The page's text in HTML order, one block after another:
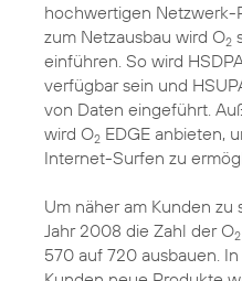
hochwertigen Netzwerk-
zum Netzausbau wird O2
einführen. So wird
verfügbar sein und
von Daten eingeführt.
wird O2 EDGE anbieten,
Internet-Surfen zu
Um näher am Kunden
Jahr 2008 die Zahl der O2
570 auf 720 ausbauen.